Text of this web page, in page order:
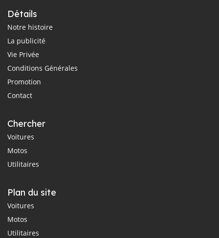
Détails
Notre histoire
La publicité
Vie Privée
Conditions Générales
Promotion
Contact
Chercher
Voitures
Motos
Utilitaires
Plan du site
Voitures
Motos
Utilitaires